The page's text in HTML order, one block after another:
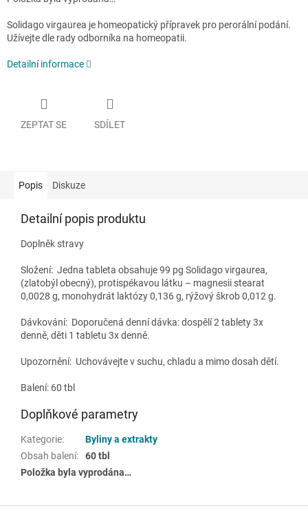
Solidago virgaurea je homeopatický přípravek pro perorální podání.
Užívejte dle rady odborníka na homeopatii.
Detailní informace
ZEPTAT SE SDÍLET
Popis Diskuze
Detailní popis produktu
Doplněk stravy
Složení: Jedna tableta obsahuje 99 pg Solidago virgaurea,
(zlatobýl obecný), protispékavou látku – magnesii stearat
0,0028 g, monohydrát laktózy 0,136 g, rýžový škrob 0,012 g.
Dávkování: Doporučená denní dávka: dospělí 2 tablety 3x
denně, děti 1 tabletu 3x denně.
Upozornění: Uchovávejte v suchu, chladu a mimo dosah dětí.
Balení: 60 tbl
Doplňkové parametry
Kategorie:
Byliny a extrakty
Obsah balení:
60 tbl
Položka byla vyprodána…